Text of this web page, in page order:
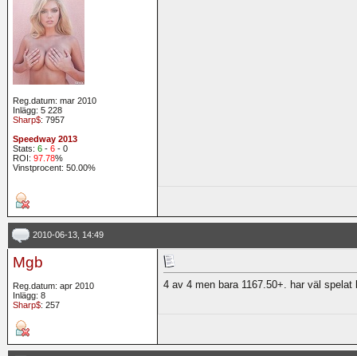
Reg.datum: mar 2010
Inlägg: 5 228
Sharp$: 7957
Speedway 2013
Stats: 6 - 6 - 0
ROI: 97.78%
Vinstprocent: 50.00%
2010-06-13, 14:49
Mgb
Reg.datum: apr 2010
Inlägg: 8
Sharp$: 257
4 av 4 men bara 1167.50+. har väl spelat